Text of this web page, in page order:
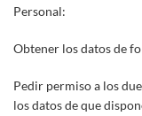
Personal:
Obtener los datos de
Pedir permiso a los
los datos de que